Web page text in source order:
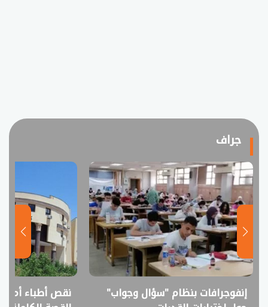
جراف
إنفوجرافات بنظام "سؤال وجواب"
نقص أطباء أم